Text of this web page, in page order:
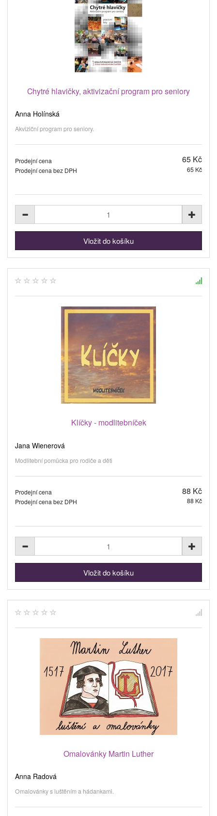
Chytré hlavičky, aktivizační program pro seniory
Anna Holínská
Akviziční program pro seniory.
Prodejní cena 65 Kč
Prodejní cena bez DPH 65 Kč
Klíčky - modlitebníček
Jana Wienerová
Modlitební pomůcka pro rodiče a děti
Prodejní cena 88 Kč
Prodejní cena bez DPH 88 Kč
Omalovánky Martin Luther
Anna Radová
Omalovánky s luštěním a hádankami.